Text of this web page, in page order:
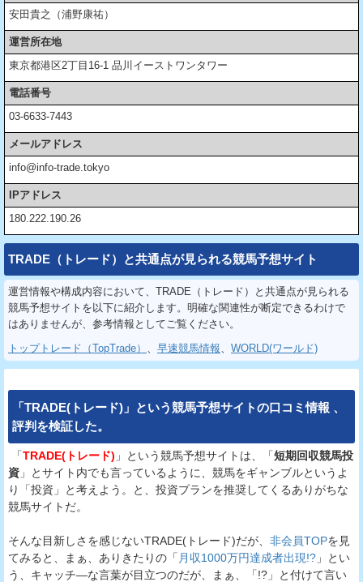
安田貴之（浦野康祐）
運営所在地
東京都港区2丁目16-1 品川イーストワンタワー
電話番号
03-6633-7443
メールアドレス
info@info-trade.tokyo
IPアドレス
180.222.190.26
TRADE（トレード）と共通点が見られる競馬予想サイト
運営情報や構成内容において、TRADE（トレード）と共通点が見られる
競馬予想サイトを以下に紹介します。明確な関連性が断定できるわけで
はありませんが、参考情報としてご覧ください。
トップトレード（TopTrade） 、 早速競馬情報、 WORLD(ワールド)
「TRADE(トレード) 」という競馬予想サイトの口コミ情報 、
評判 を検証した。
「TRADE(トレード) 」という競馬予想サイトは、「短期回収競馬投
資 」とサイト内でも言っているように、競馬をギャンブルというよ
り「投資」と考えよう。と、投資プランを推奨してくるありがちな
競馬サイトだ。
そんな目新しさを感じないTRADE(トレード)だが、 非会員TOPを見
てみると、まぁ、ありきたりの「 月収1000万円達成者出現!? 」とい
う、キャッチ―な言葉が目立つのだが、まぁ、「!?」と付けて言い